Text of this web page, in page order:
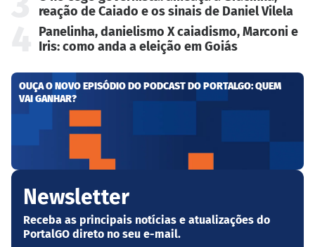
reação de Caiado e os sinais de Daniel Vilela
Panelinha, danielismo X caiadismo, Marconi e
Iris: como anda a eleição em Goiás
OUÇA O NOVO EPISÓDIO DO PODCAST DO PORTALGO: QUEM
VAI GANHAR?
Newsletter
Receba as principais notícias e atualizações do
PortalGO direto no seu e-mail.